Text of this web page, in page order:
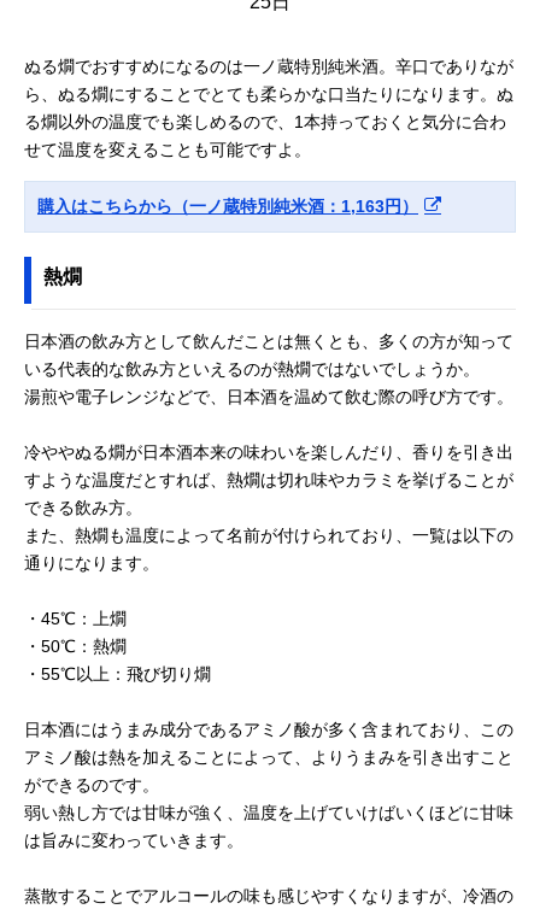
ぬる燗でおすすめになるのは一ノ蔵特別純米酒。辛口でありなが
ら、ぬる燗にすることでとても柔らかな口当たりになります。ぬ
る燗以外の温度でも楽しめるので、1本持っておくと気分に合わ
せて温度を変えることも可能ですよ。
購入はこちらから（一ノ蔵特別純米酒：1,163円）
熱燗
日本酒の飲み方として飲んだことは無くとも、多くの方が知って
いる代表的な飲み方といえるのが熱燗ではないでしょうか。
湯煎や電子レンジなどで、日本酒を温めて飲む際の呼び方です。
冷ややぬる燗が日本酒本来の味わいを楽しんだり、香りを引き出
すような温度だとすれば、熱燗は切れ味やカラミを挙げることが
できる飲み方。
また、熱燗も温度によって名前が付けられており、一覧は以下の
通りになります。
・45℃：上燗
・50℃：熱燗
・55℃以上：飛び切り燗
日本酒にはうまみ成分であるアミノ酸が多く含まれており、この
アミノ酸は熱を加えることによって、よりうまみを引き出すこと
ができるのです。
弱い熱し方では甘味が強く、温度を上げていけばいくほどに甘味
は旨みに変わっていきます。
蒸散することでアルコールの味も感じやすくなりますが、冷酒の